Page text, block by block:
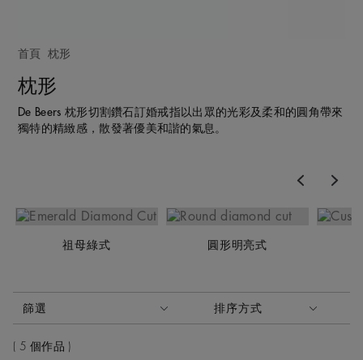
首頁 枕形
枕形
De Beers 枕形切割鑽石訂婚戒指以出眾的光彩及柔和的圓角帶來
獨特的精緻感，散發著優美和諧的氣息。
祖母綠式 圓形明亮式
啟動這些部件將導致頁面上的內容更新。
篩選 排序方式
排序方式
5 個作品